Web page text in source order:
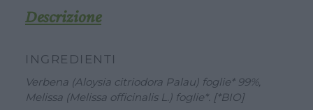
Descrizione
INGREDIENTI
Verbena (Aloysia citriodora Palau) foglie* 99%,
Melissa (Melissa officinalis L.) foglie*. [*BIO]